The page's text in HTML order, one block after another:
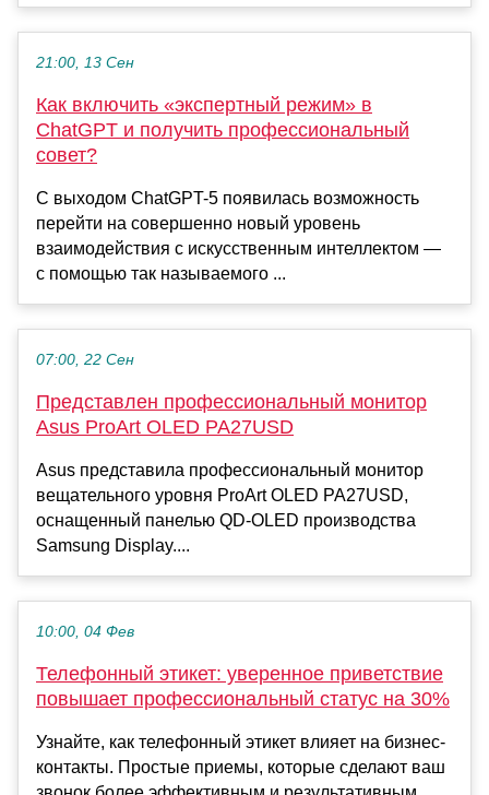
21:00, 13 Сен
Как включить «экспертный режим» в
ChatGPT и получить профессиональный
совет?
С выходом ChatGPT-5 появилась возможность
перейти на совершенно новый уровень
взаимодействия с искусственным интеллектом —
с помощью так называемого ...
07:00, 22 Сен
Представлен профессиональный монитор
Asus ProArt OLED PA27USD
Asus представила профессиональный монитор
вещательного уровня ProArt OLED PA27USD,
оснащенный панелью QD-OLED производства
Samsung Display....
10:00, 04 Фев
Телефонный этикет: уверенное приветствие
повышает профессиональный статус на 30%
Узнайте, как телефонный этикет влияет на бизнес-
контакты. Простые приемы, которые сделают ваш